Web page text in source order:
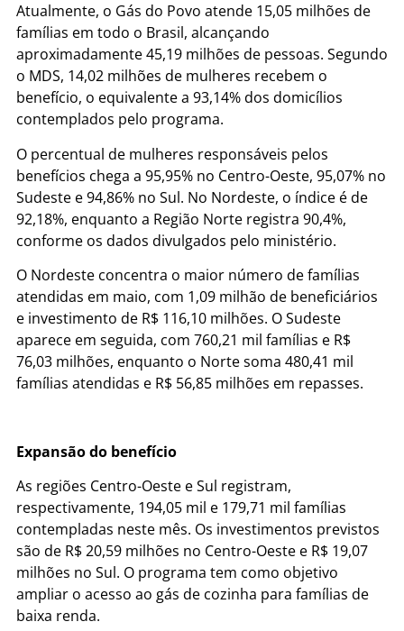
Atualmente, o Gás do Povo atende 15,05 milhões de
famílias em todo o Brasil, alcançando
aproximadamente 45,19 milhões de pessoas. Segundo
o MDS, 14,02 milhões de mulheres recebem o
benefício, o equivalente a 93,14% dos domicílios
contemplados pelo programa.
O percentual de mulheres responsáveis pelos
benefícios chega a 95,95% no Centro-Oeste, 95,07% no
Sudeste e 94,86% no Sul. No Nordeste, o índice é de
92,18%, enquanto a Região Norte registra 90,4%,
conforme os dados divulgados pelo ministério.
O Nordeste concentra o maior número de famílias
atendidas em maio, com 1,09 milhão de beneficiários
e investimento de R$ 116,10 milhões. O Sudeste
aparece em seguida, com 760,21 mil famílias e R$
76,03 milhões, enquanto o Norte soma 480,41 mil
famílias atendidas e R$ 56,85 milhões em repasses.
Expansão do benefício
As regiões Centro-Oeste e Sul registram,
respectivamente, 194,05 mil e 179,71 mil famílias
contempladas neste mês. Os investimentos previstos
são de R$ 20,59 milhões no Centro-Oeste e R$ 19,07
milhões no Sul. O programa tem como objetivo
ampliar o acesso ao gás de cozinha para famílias de
baixa renda.